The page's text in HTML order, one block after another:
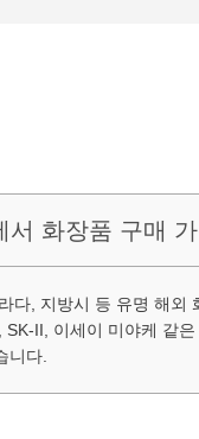
서 화장품 구매
다, 지방시 등 유명 해외
SK-II, 이세이 미야케 같
니다.